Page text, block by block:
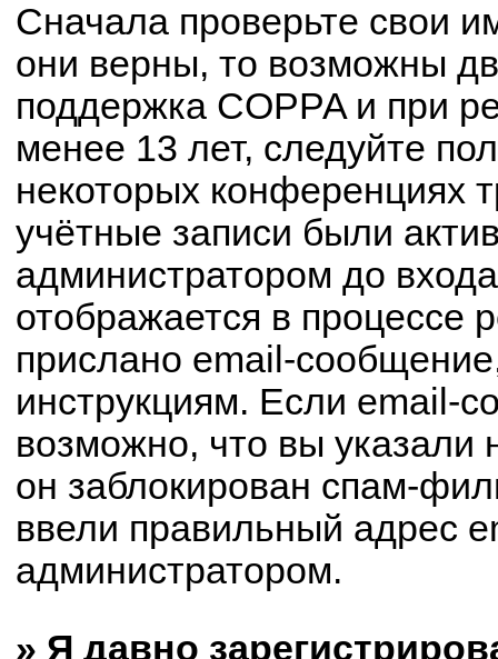
Сначала проверьте свои
они верны, то возможны
поддержка COPPA и при
менее 13 лет, следуйте
некоторых конференциях
учётные записи были
администратором до
отображается в процессе
прислано email-
инструкциям. Если email-
возможно, что вы
он заблокирован спам-
ввели правильный адрес
администратором.
» Я давно